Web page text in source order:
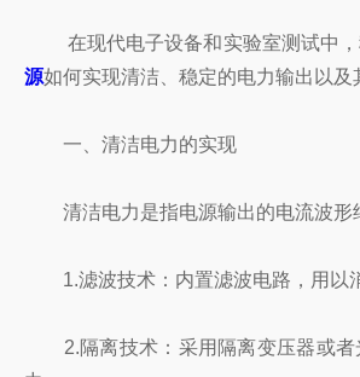
在现代电子设备和实验室测试中，
源如何实现清洁、稳定的电力输出以及
一、清洁电力的实现
清洁电力是指电源输出的电流波形
1.滤波技术：内置滤波电路，用以消
2.隔离技术：采用隔离变压器或者